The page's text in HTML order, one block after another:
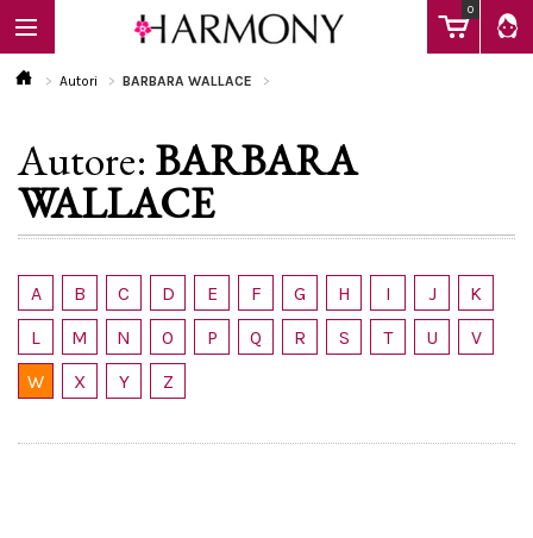
0
EBOOK
LIBRI
Calendario
Autori BARBARA WALLACE
Autore: BARBARA
WALLACE
A B C D E F G H I J
K
L
M N O P Q R S T U
V
W
X Y Z